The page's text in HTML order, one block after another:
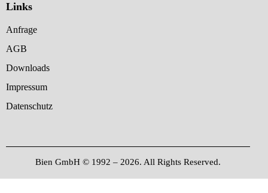
Links
Anfrage
AGB
Downloads
Impressum
Datenschutz
Bien GmbH © 1992 – 2026. All Rights Reserved.